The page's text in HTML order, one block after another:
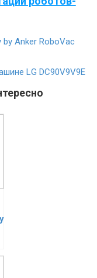
Anker RoboVac
LG DC90V9V9E